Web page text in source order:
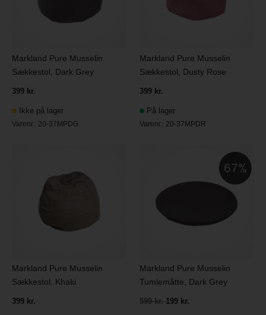
Markland Pure Musselin
Sækkestol, Dark Grey
399 kr.
Ikke på lager
Varenr.: 20-37MPDG
Markland Pure Musselin
Sækkestol, Dusty Rose
399 kr.
På lager
Varenr.: 20-37MPDR
Markland Pure Musselin
Sækkestol, Khaki
399 kr.
67
Markland Pure Musselin
Tumlemåtte, Dark Grey
599 kr.199 kr.